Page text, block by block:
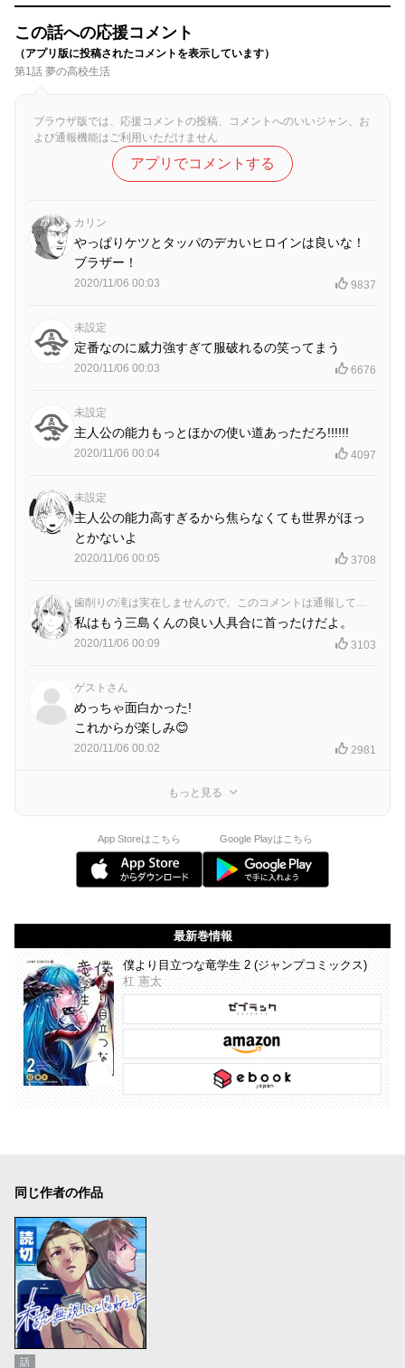
この話への応援コメント
（アプリ版に投稿されたコメントを表示しています）
第1話 夢の高校生活
ブラウザ版では、応援コメントの投稿、コメントへのいいジャン、お
よび通報機能はご利用いただけません
アプリでコメントする
カリン
やっぱりケツとタッパのデカいヒロインは良いな！
ブラザー！
2020/11/06 00:03 9837
未設定
定番なのに威力強すぎて服破れるの笑ってまう
2020/11/06 00:03 6676
未設定
主人公の能力もっとほかの使い道あっただろ!!!!!!
2020/11/06 00:04 4097
未設定
主人公の能力高すぎるから焦らなくても世界がほっ
とかないよ
2020/11/06 00:05 3708
歯削りの滝は実在しませんので、このコメントは通報してください。
私はもう三島くんの良い人具合に首ったけだよ。
2020/11/06 00:09 3103
ゲストさん
めっちゃ面白かった!
これからが楽しみ😊
2020/11/06 00:02 2981
もっと見る
App Storeはこちら Google Playはこちら
最新巻情報
僕より目立つな竜学生 2 (ジャンプコミックス)
杠 憲太
同じ作者の作品
話